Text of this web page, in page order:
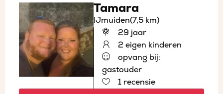
Tamara
IJmuiden(7,5 km)
29 jaar
2 eigen kinderen
opvang bij:
gastouder
1 recensie